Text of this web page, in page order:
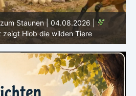
Bibelgeschichten zum Staunen |
Hiob |
Kap.38 – Gott antwortet aus